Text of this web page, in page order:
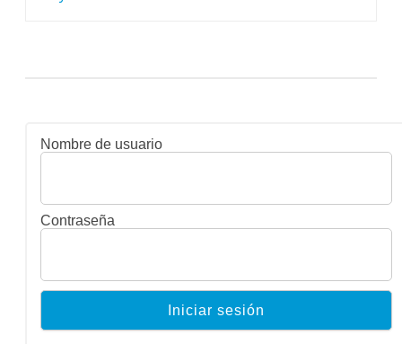
Nombre de usuario
Contraseña